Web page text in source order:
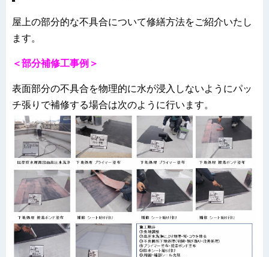
屋上の部分的な不具合について修繕方法をご紹介いたし
ます。
＜部分補修工事例＞
表面部分の不具合を物理的に水が浸入しないようにパッ
チ張りで補修する場合は次のように行います。